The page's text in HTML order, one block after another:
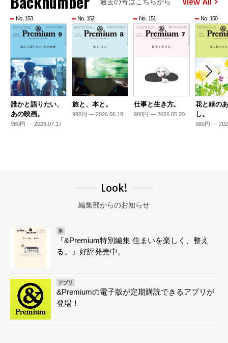
No. 153
誰かと語りたい、
あの映画。
980円 — 2026.07.17
No. 152
旅と、本と。
980円 — 2026.06.19
No. 151
仕事と生き方。
980円 — 2026.05.20
No. 150
花と緑の
し。
980円 —
Look!
編集部からのお知らせ
本
『&Premium特別編集 住まいを楽しく、整え
る。』好評発売中。
アプリ
&Premiumの電子版が定期購読できるアプリが
登場！